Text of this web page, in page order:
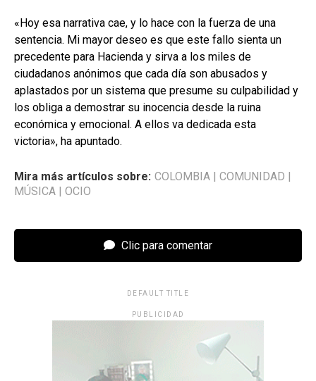
«Hoy esa narrativa cae, y lo hace con la fuerza de una
sentencia. Mi mayor deseo es que este fallo sienta un
precedente para Hacienda y sirva a los miles de
ciudadanos anónimos que cada día son abusados y
aplastados por un sistema que presume su culpabilidad y
los obliga a demostrar su inocencia desde la ruina
económica y emocional. A ellos va dedicada esta
victoria», ha apuntado.
Mira más artículos sobre: COLOMBIA COMUNIDAD
MÚSICA
OCIO
Clic para comentar
DEFAULT TITLE
PUBLICIDAD